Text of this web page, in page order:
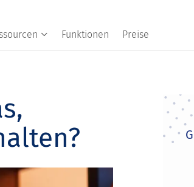
Funktionen Preise